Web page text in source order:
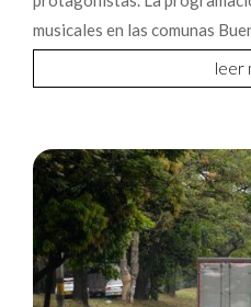
musicales en las comunas
leer